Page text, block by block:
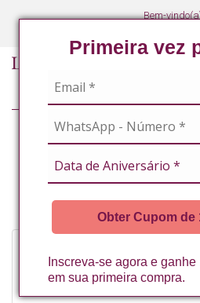
Primeira vez
Obter Cupom de
Inscreva-se agora e
em sua primeira compra.
Bem-
CARVAO ATIVO LA VERTUAN 70G * (C)